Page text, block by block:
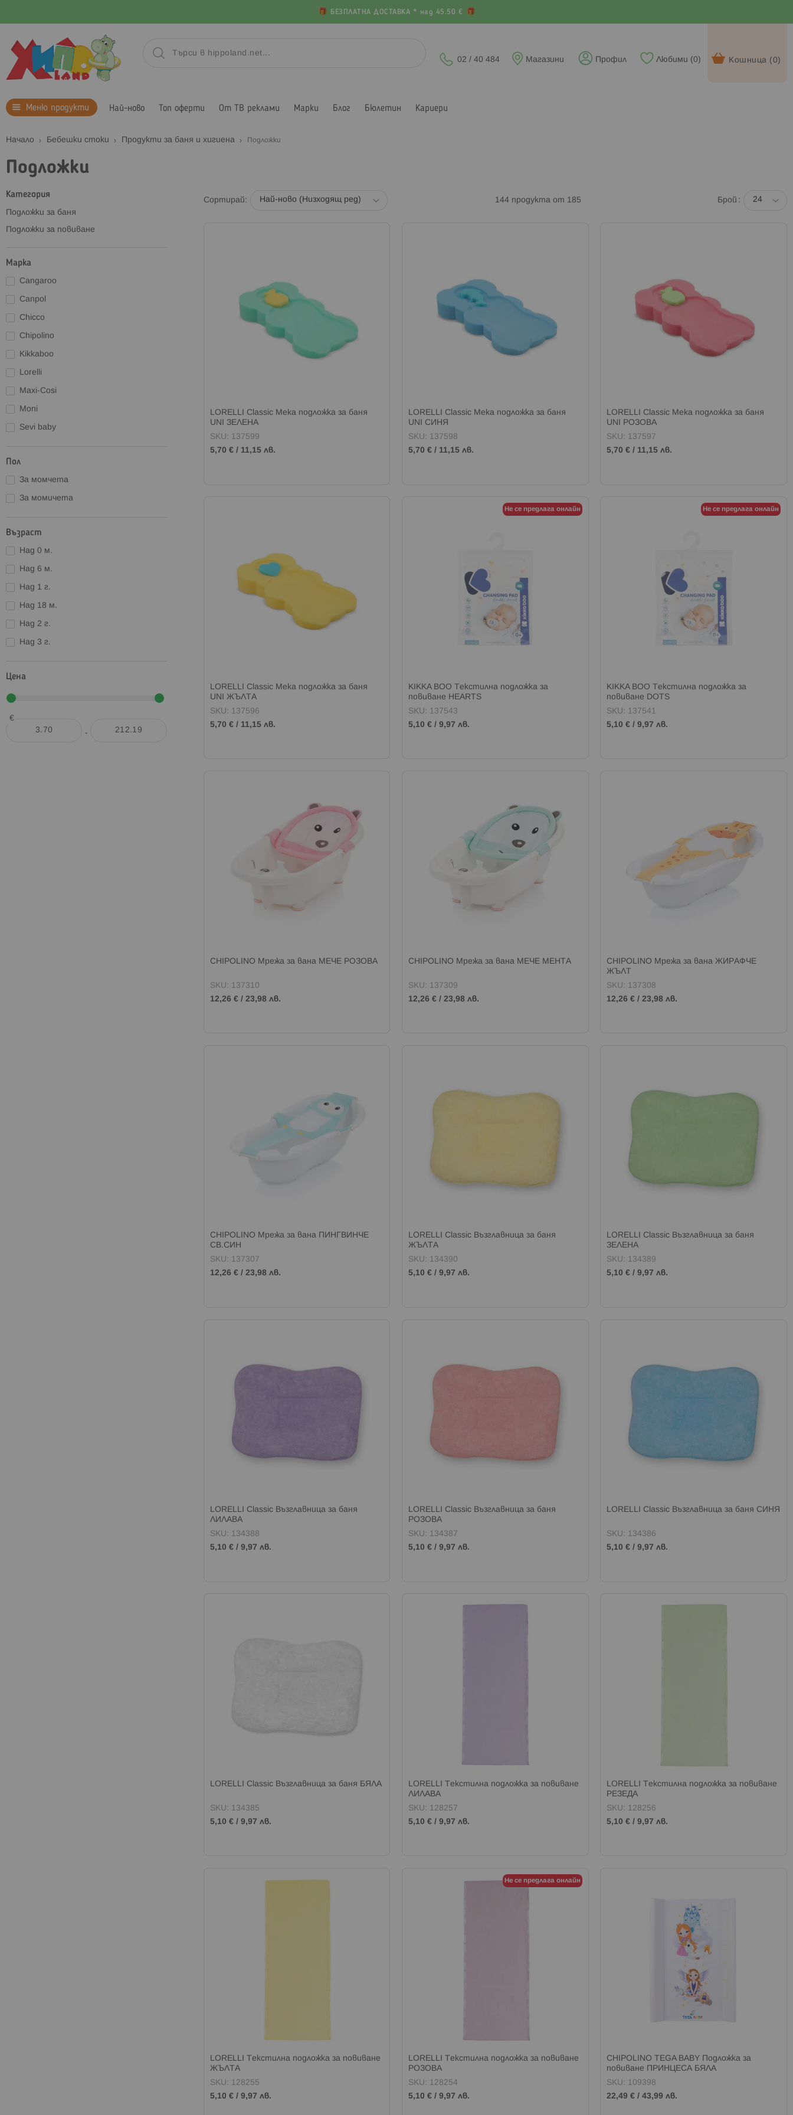
БЕЗПЛАТНА ДОСТАВКА * над 45.50 €
Кошница (0)
Любими (0)
Профил
Магазини
02 / 40 484
Меню продукти Най-ново Топ оферти От ТВ реклами Марки Блог Бюлетин Кариери
Начало Бебешки стоки Продукти за баня и хигиена Подложки
Подложки
Сортирай Брой
144 продукта от 185
LORELLI Classic Мека подложка за баня
UNI ЗЕЛЕНА
SKU: 137599
5,70 € / 11,15 лв.
LORELLI Classic Мека подложка за баня
UNI СИНЯ
SKU: 137598
5,70 € / 11,15 лв.
LORELLI Classic Мека подложка за баня
UNI РОЗОВА
SKU: 137597
5,70 € / 11,15 лв.
LORELLI Classic Мека подложка за баня
UNI ЖЪЛТА
SKU: 137596
5,70 € / 11,15 лв.
Не се предлага онлайн
KIKKA BOO Текстилна подложка за
повиване HEARTS
SKU: 137543
5,10 € /9,97 лв.
Не се предлага онлайн
KIKKA BOO Текстилна подложка за
повиване DOTS
SKU: 137541
5,10 € /9,97 лв.
CHIPOLINO Мрежа за вана МЕЧЕ РОЗОВА
SKU: 137310
12,26 € / 23,98 лв.
CHIPOLINO Мрежа за вана МЕЧЕ МЕНТА
SKU: 137309
12,26 € /23,98 лв.
CHIPOLINO Мрежа за вана ЖИРАФЧЕ
ЖЪЛТ
SKU: 137308
12,26 € /23,98 лв.
CHIPOLINO Мрежа за вана ПИНГВИНЧЕ
СВ.СИН
SKU: 137307
12,26 € / 23,98 лв.
LORELLI Classic Възглавница за баня
ЖЪЛТА
SKU: 134390
5,10 € /9,97 лв.
LORELLI Classic Възглавница за баня
ЗЕЛЕНА
SKU: 134389
5,10 € /9,97 лв.
LORELLI Classic Възглавница за баня
ЛИЛАВА
SKU: 134388
5,10 € / 9,97 лв.
LORELLI Classic Възглавница за баня
РОЗОВА
SKU: 134387
5,10 € /9,97 лв.
LORELLI Classic Възглавница за баня СИНЯ
SKU: 134386
5,10 € /9,97 лв.
LORELLI Classic Възглавница за баня БЯЛА
SKU: 134385
5,10 € / 9,97 лв.
LORELLI Текстилна подложка за повиване
ЛИЛАВА
SKU: 128257
5,10 € /9,97 лв.
LORELLI Текстилна подложка за повиване
РЕЗЕДА
SKU: 128256
5,10 € /9,97 лв.
LORELLI Текстилна подложка за повиване
ЖЪЛТА
SKU: 128255
5,10 € / 9,97 лв.
Не се предлага онлайн
LORELLI Текстилна подложка за повиване
РОЗОВА
SKU: 128254
5,10 € /9,97 лв.
CHIPOLINO TEGA BABY Подложка за
повиване ПРИНЦЕСА БЯЛА
SKU: 109398
22,49 € /43,99 лв.
Категория
Подложки за баня
Подложки за повиване
Марка
Cangaroo
Canpol
Chicco
Chipolino
Kikkaboo
Lorelli
Maxi-Cosi
Moni
Sevi baby
Пол
За момчета
За момичета
Възраст
Над 0 м.
Над 6 м.
Над 1 г.
Над 18 м.
Над 2 г.
Над 3 г.
Цена
€
-